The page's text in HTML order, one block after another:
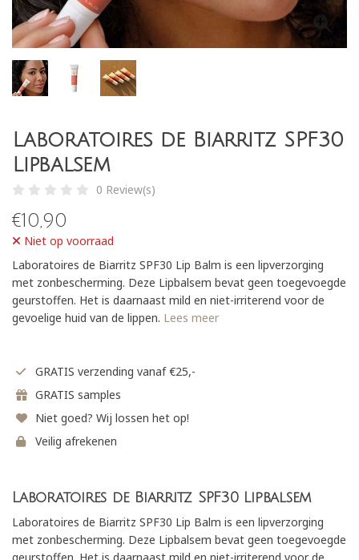
Laboratoires de Biarritz SPF30
Lipbalsem
0 Review(s)
€10,90
Niet op voorraad
Laboratoires de Biarritz SPF30 Lip Balm is een lipverzorging
met zonbescherming. Deze Lipbalsem bevat geen toegevoegde
geurstoffen. Het is daarnaast mild en niet-irriterend voor de
gevoelige huid van de lippen. Lees meer
GRATIS verzending vanaf €25,-
GRATIS samples
Niet goed? Wij lossen het op!
Veilig afrekenen
Laboratoires de Biarritz SPF30 Lipbalsem
Laboratoires de Biarritz SPF30 Lip Balm is een lipverzorging
met zonbescherming. Deze Lipbalsem bevat geen toegevoegde